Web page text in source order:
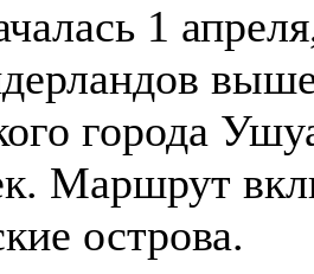
1
города
Маршрут
острова.